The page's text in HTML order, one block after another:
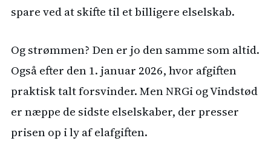
spare ved at skifte til et billigere elselskab.
Og strømmen? Den er jo den samme som altid.
Også efter den 1. januar 2026, hvor afgiften
praktisk talt forsvinder. Men NRGi og Vindstød
er næppe de sidste elselskaber, der presser
prisen op i ly af elafgiften.